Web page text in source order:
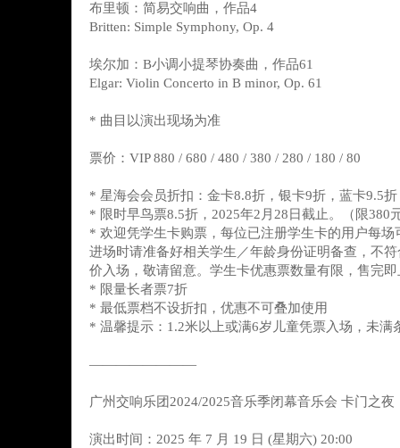
布里顿：简易交响曲，作品4
Britten: Simple Symphony, Op. 4
埃尔加：B小调小提琴协奏曲，作品61
Elgar: Violin Concerto in B minor, Op. 61
* 曲目以演出现场为准
票价：VIP 880 / 680 / 480 / 380 / 280 / 180 / 80
* 星海会会员折扣：金卡8.8折，银卡9折，蓝卡9.5折
* 限时早鸟票8.5折，2025年2月28日截止。（限380
* 欢迎凭学生卡购票，每位已注册学生卡的用户每场
进场时请准备好相关学生／年龄身份证明备查，不
价入场，敬请留意。学生卡优惠票数量有限，售完即
* 限量长者票7折
* 最低票档不设折扣，优惠不可叠加使用
* 温馨提示：1.2米以上或满6岁儿童凭票入场，未满
————————
广州交响乐团2024/2025音乐季闭幕音乐会 卡门之夜
演出时间：2025 年 7 月 19 日 (星期六) 20:00